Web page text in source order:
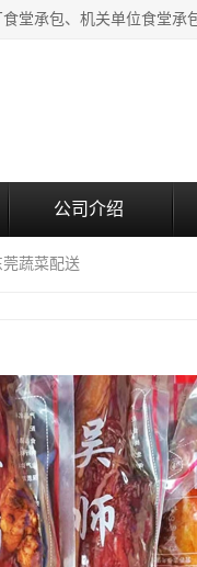
公司介绍
蔬菜配送